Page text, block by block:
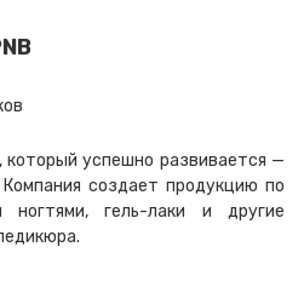
успешно развивается —
создает продукцию по
ногтями, гель-лаки и другие